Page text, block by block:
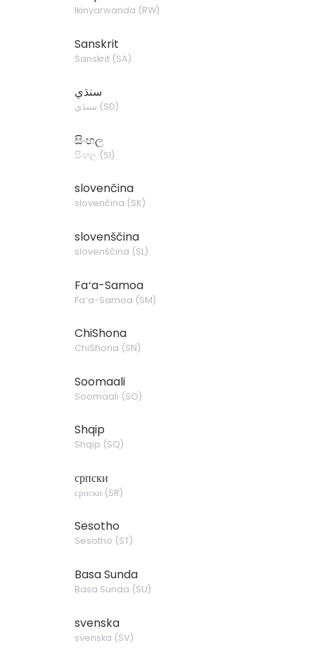
Ikinyarwanda (RW)
Sanskrit
Sanskrit(SA)
سنڌي
سنڌي (SD)
සිංහල
සිංහල (SI)
slovenčina
slovenčina (SK)
slovenščina
slovenščina (SL)
Faʻa-Samoa
Faʻa-Samoa (SM)
ChiShona
ChiShona (SN)
Soomaali
Soomaali (SO)
Shqip
Shqip (SQ)
српски
српски (SR)
Sesotho
Sesotho (ST)
Basa Sunda
Basa Sunda (SU)
svenska
svenska (SV)